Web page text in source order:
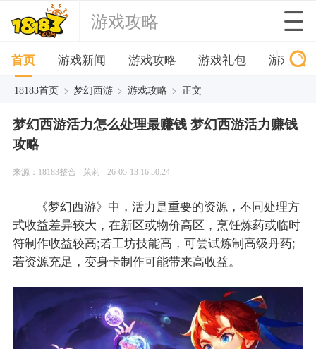
游戏攻略
首页 游戏新闻 游戏攻略 游戏礼包 游戏下
18183首页 > 梦幻西游 > 游戏攻略 > 正文
梦幻西游活力怎么处理最赚钱 梦幻西游活力赚钱
攻略
来源：18183整合 茉莉 26-05-13 16:50:24
《梦幻西游》中，活力是重要的资源，不同处理方
式收益差异较大，在新区或物价高区，烹饪炼药或临时
符制作收益较高;若工坊技能高，可尝试炼制高级丹药;
若资源充足，变身卡制作可能带来高收益。